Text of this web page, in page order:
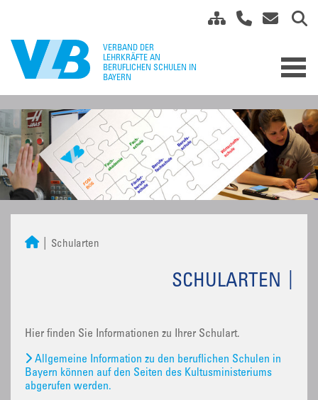
Schularten
SCHULARTEN
Hier finden Sie Informationen zu Ihrer Schulart.
Allgemeine Information zu den beruflichen Schulen in
Bayern können auf den Seiten des Kultusministeriums
abgerufen werden.